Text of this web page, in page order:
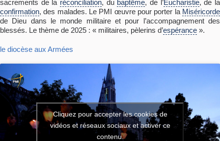
sacrements de la réconciliation, du baptême, de l’Eucharistie, de la
confirmation, des malades. Le PMI œuvre pour porter la Miséricorde
de Dieu dans le monde militaire et pour l’accompagnement des
blessés. Le thème de 2025 : « militaires, pèlerins d’espérance ».
le diocèse aux Armées
Cliquez pour accepter les cookies de
vidéos et réseaux sociaux et activer ce
contenu.